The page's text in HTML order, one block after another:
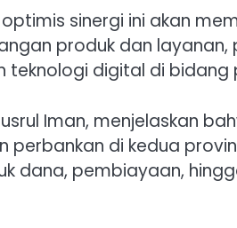
sinergi ini akan
produk dan
teknologi digital di bidang
Iman, menjelaskan
di kedua
dana, pembiayaan,